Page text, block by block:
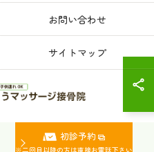
初診予約
※二回目以降の方は直接お電話下さい
お問い合わせ
サイトマップ
庄内はりきゅうマッサージ接骨院 ALL